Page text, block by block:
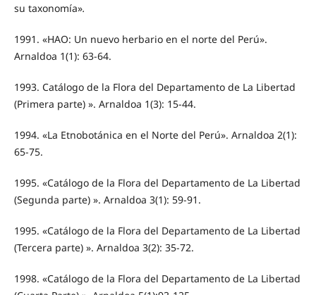
su taxonomía».
1991. «HAO: Un nuevo herbario en el norte del Perú».
Arnaldoa 1(1): 63-64.
1993. Catálogo de la Flora del Departamento de La Libertad
(Primera parte) ». Arnaldoa 1(3): 15-44.
1994. «La Etnobotánica en el Norte del Perú». Arnaldoa 2(1):
65-75.
1995. «Catálogo de la Flora del Departamento de La Libertad
(Segunda parte) ». Arnaldoa 3(1): 59-91.
1995. «Catálogo de la Flora del Departamento de La Libertad
(Tercera parte) ». Arnaldoa 3(2): 35-72.
1998. «Catálogo de la Flora del Departamento de La Libertad